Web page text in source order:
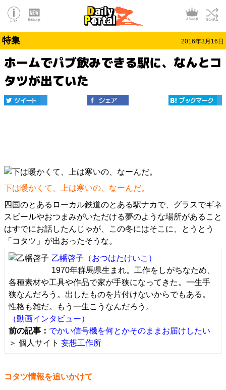
特集 2016年3月16日
ホームでパブ飲みできる駅に、なんとコ
タツが出ていた
下は暖かくて、上は寒いの、なーんだ。
四国のとあるローカル鉄道のとある駅ナカで、グラスでギネ
スビールやおつまみがいただける夢のような場所があること
はすでにお話したんじゃが、この冬にはそこに、とうとう
「コタツ」が出おったそうな。
乙幡啓子 （おつはたけいこ）
1970年群馬県生まれ。工作をしがちなため、
各種素材や工具や作品で家が手狭になってきた。一生手
狭なんだろう。出したものを片付けないからでもある。
性格も雑だ。もう一生こうなんだろう。
（動画インタビュー）
前の記事： でかい信号機を何とかそのままお届けしたい
＞ 個人サイト 妄想工作所
コタツ情報を追いかけて